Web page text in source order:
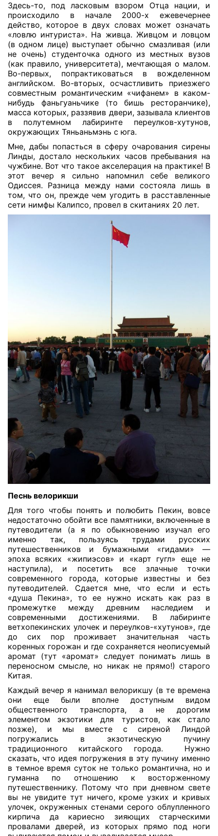
Здесь-то, под ласковым взором Отца нации, и
происходило в начале 2000-х ежевечернее
действо, которое в двух словах может означать
«ловлю интуриста». На живца. Живцом и ловцом
(в одном лице) выступает обычно смазливая (или
не очень) студенточка одного из местных вузов
(как правило, университета), мечтающая о малом.
Во-первых, попрактиковаться в вожделенном
английском. Во-вторых, осчастливить приезжего
совместным романтическим «чифанем» в каком-
нибудь фаньгуаньчике (то бишь ресторанчике),
масса которых, раззявив двери, зазывала клиентов
в полутемном лабиринте переулков-хутунов,
окружающих Тяньаньмэнь с юга.
Мне, дабы попасться в сферу очарования сирены
Линды, достало нескольких часов пребывания на
чужбине. Вот что такое акселерация на практике! В
этот вечер я сильно напомнил себе великого
Одиссея. Разница между нами состояла лишь в
том, что он, прежде чем угодить в расставленные
сети нимфы Калипсо, провел в скитаниях 20 лет.
Песнь велорикши
Для того чтобы понять и полюбить Пекин, вовсе
недостаточно обойти все памятники, включенные в
путеводители (а я по обыкновению изучал его
именно так, пользуясь трудами русских
путешественников и бумажными «гидами» —
эпоха всяких «жипиэсов» и «карт гугл» еще не
наступила), и посетить все злачные точки
современного города, которые известны и без
путеводителей. Сдается мне, что если и есть
«душа Пекина», то ее нужно искать как раз в
промежутке между древним наследием и
современными достижениями. В лабиринте
ветхопекинских улочек и переулков-«хутунов», где
до сих пор проживает значительная часть
коренных горожан и где сохраняется неописуемый
аромат (тут «аромат» следует понимать лишь в
переносном смысле, но никак не прямо!) старого
Китая.
Каждый вечер я нанимал велорикшу (в те времена
они еще были вполне доступным видом
общественного транспорта, а не дорогим
элементом экзотики для туристов, как стало
позже), и мы вместе с сиреной Линдой
погружались в экзотическую пучину
традиционного китайского города.
Нужно
сказать, что идея погружения в эту пучину именно
в темное время суток не только романтична, но и
гуманна по отношению к восторженному
путешественнику. Потому что при дневном свете
вы не увидите тут ничего, кроме узких и кривых
улочек, окруженных стенами серого облупленного
кирпича да кариесно зияющих старческими
провалами дверей, из которых прямо под ноги